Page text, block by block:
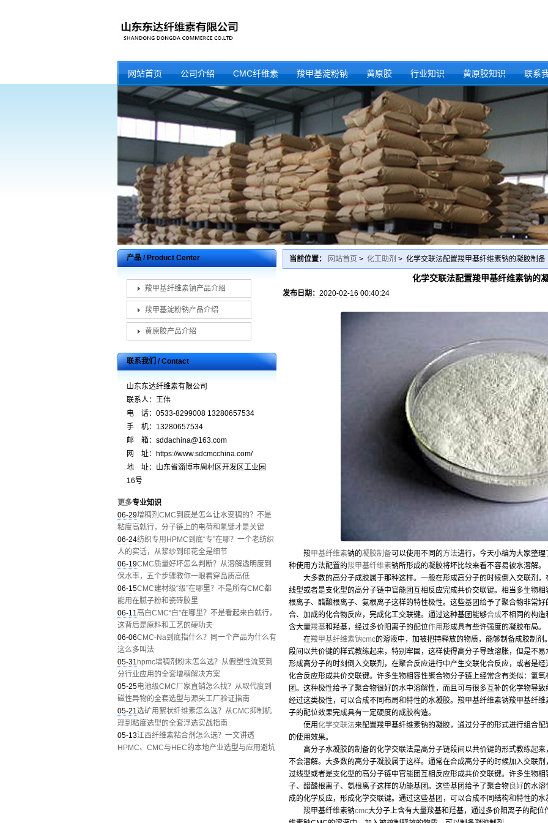
网站首页 公司介绍 CMC纤维素 羧甲基淀粉钠 黄原胶 行业知识 黄原胶知识 联系
产品 / Product Center
羧甲基纤维素钠产品介绍
羧甲基淀粉钠产品介绍
黄原胶产品介绍
联系我们 / Contact
山东东达纤维素有限公司
联系人：王伟
电 话：0533-8299008 13280657534
手 机：13280657534
邮 箱：sddachina@163.com
网 址：https://www.sdcmcchina.com/
地 址：山东省淄博市周村区开发区工业园
16号
更多专业知识
06-29增稠剂CMC到底是怎么让水变稠的？不是
粘度高就行，分子链上的电荷和氢键才是关键
06-24纺织专用HPMC到底“专”在哪？一个老纺织
人的实话，从浆纱到印花全是细节
06-19CMC质量好坏怎么判断？从溶解透明度到
保水率，五个步骤教你一眼看穿品质高低
06-15CMC建材级“级”在哪里？不是所有CMC都
能用在腻子粉和瓷砖胶里
06-11高白CMC“白”在哪里？不是看起来白就行，
这背后是原料和工艺的硬功夫
06-06CMC-Na到底指什么？同一个产品为什么有
这么多叫法
05-31 hpmc增稠剂粉末怎么选？从假塑性流变到
分行业应用的全套增稠解决方案
05-25电池级CMC厂家直销怎么找？从取代度到
磁性异物的全套选型与源头工厂验证指南
05-21选矿用絮状纤维素怎么选？从CMC抑制机
理到粘度选型的全套浮选实战指南
05-13江西纤维素粘合剂怎么选？一文讲透
HPMC、CMC与HEC的本地产业选型与应用避坑
当前位置： 网站首页 > 化工助剂 > 化学交联法配置羧甲基纤维素钠的凝胶制备
化学交联法配置羧甲基纤维素钠的
发布日期： 2020-02-16 00:40:24
羧甲基纤维素钠的凝胶制备可以使用不同的方法进行，今天小编为大家整理
种使用方法配置的羧甲基纤维素钠所形成的凝胶将坏比较来看不容易被水溶解。
大多数的高分子成胶属于那种这样。一般在形成高分子的时候倒入交联剂，
线型或者是支化型的高分子链中官能团互相反应完成共价交联键。相当多生物
根离子、醋酸根离子、氨根离子这样的特性极性。这些基团给予了聚合物非常
合、加成的化合物反应，完成化工交联键。通过这种基团能够合成不相同的构造
含大量羧基和羟基，经过多价阳离子的配位作用形成具有些许强度的凝胶布局。
在羧甲基纤维素钠cmc的溶液中，加被把持释放的物质，能够制备成胶制
段间以共价键的样式教练起来，特别牢固，这样使得高分子导致溶胀，但是不
形成高分子的时刻倒入交联剂，在聚合反应进行中产生交联化合反应，或者是
化合反应形成共价交联键。许多生物相容性聚合物分子链上经常含有类似：氢
团。这种极性给予了聚合物很好的水中溶解性，而且可与很多互补的化学物导
经过这类极性，可以合成不同布局和特性的水凝胶。羧甲基纤维素钠羧甲基纤
子的配位效果完成具有一定硬度的成胶构造。
使用化学交联法来配置羧甲基纤维素钠的凝胶，通过分子的形式进行组合配
的使用效果。
高分子水凝胶的制备的化学交联法是高分子链段间以共价键的形式教练起来
不会溶解。大多数的高分子凝胶属于这样。通常在合成高分子的时候加入交联
过线型或者是支化型的高分子链中官能团互相反应形成共价交联键。许多生物
子、醋酸根离子、氨根离子这样的功能基团。这些基团给予了聚合物 良好的水溶
成的化学反应，形成化学交联键。通过这些基团，可以合成不同结构和特性的水
羧甲基纤维素钠cmc大分子上含有大量羧基和羟基，通过多价阳离子的配